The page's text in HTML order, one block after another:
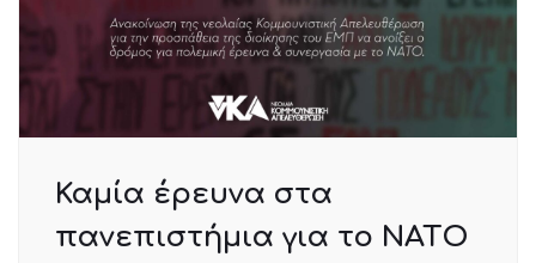
Καμία έρευνα στα
πανεπιστήμια για το ΝΑΤΟ